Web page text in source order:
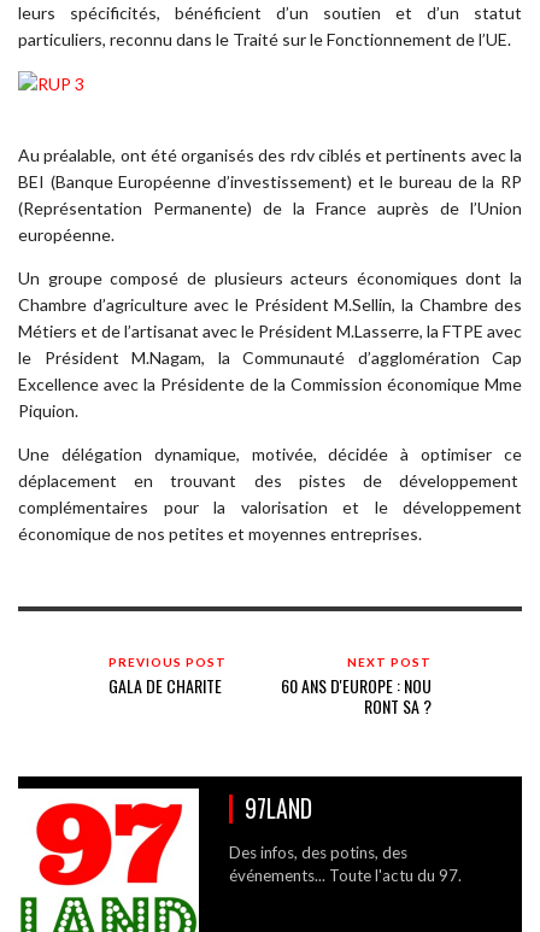
leurs spécificités, bénéficient d’un soutien et d’un statut
particuliers, reconnu dans le Traité sur le Fonctionnement de l’UE.
Au préalable, ont été organisés des rdv ciblés et pertinents avec la
BEI (Banque Européenne d’investissement) et le bureau de la RP
(Représentation Permanente) de la France auprès de l’Union
européenne.
Un groupe composé de plusieurs acteurs économiques dont la
Chambre d’agriculture avec le Président M.Sellin, la Chambre des
Métiers et de l’artisanat avec le Président M.Lasserre, la FTPE avec
le Président M.Nagam, la Communauté d’agglomération Cap
Excellence avec la Présidente de la Commission économique Mme
Piquion.
Une délégation dynamique, motivée, décidée à optimiser ce
déplacement en trouvant des pistes de développement
complémentaires pour la valorisation et le développement
économique de nos petites et moyennes entreprises.
PREVIOUS POST
GALA DE CHARITE
NEXT POST
60 ANS D'EUROPE : NOU
RONT SA ?
97LAND
Des infos, des potins, des
événements... Toute l'actu du 97.